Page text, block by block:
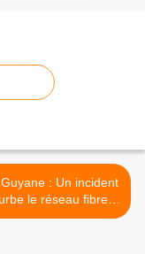
: Un incident
le réseau fibre
d'Orange à Cayenne ! >